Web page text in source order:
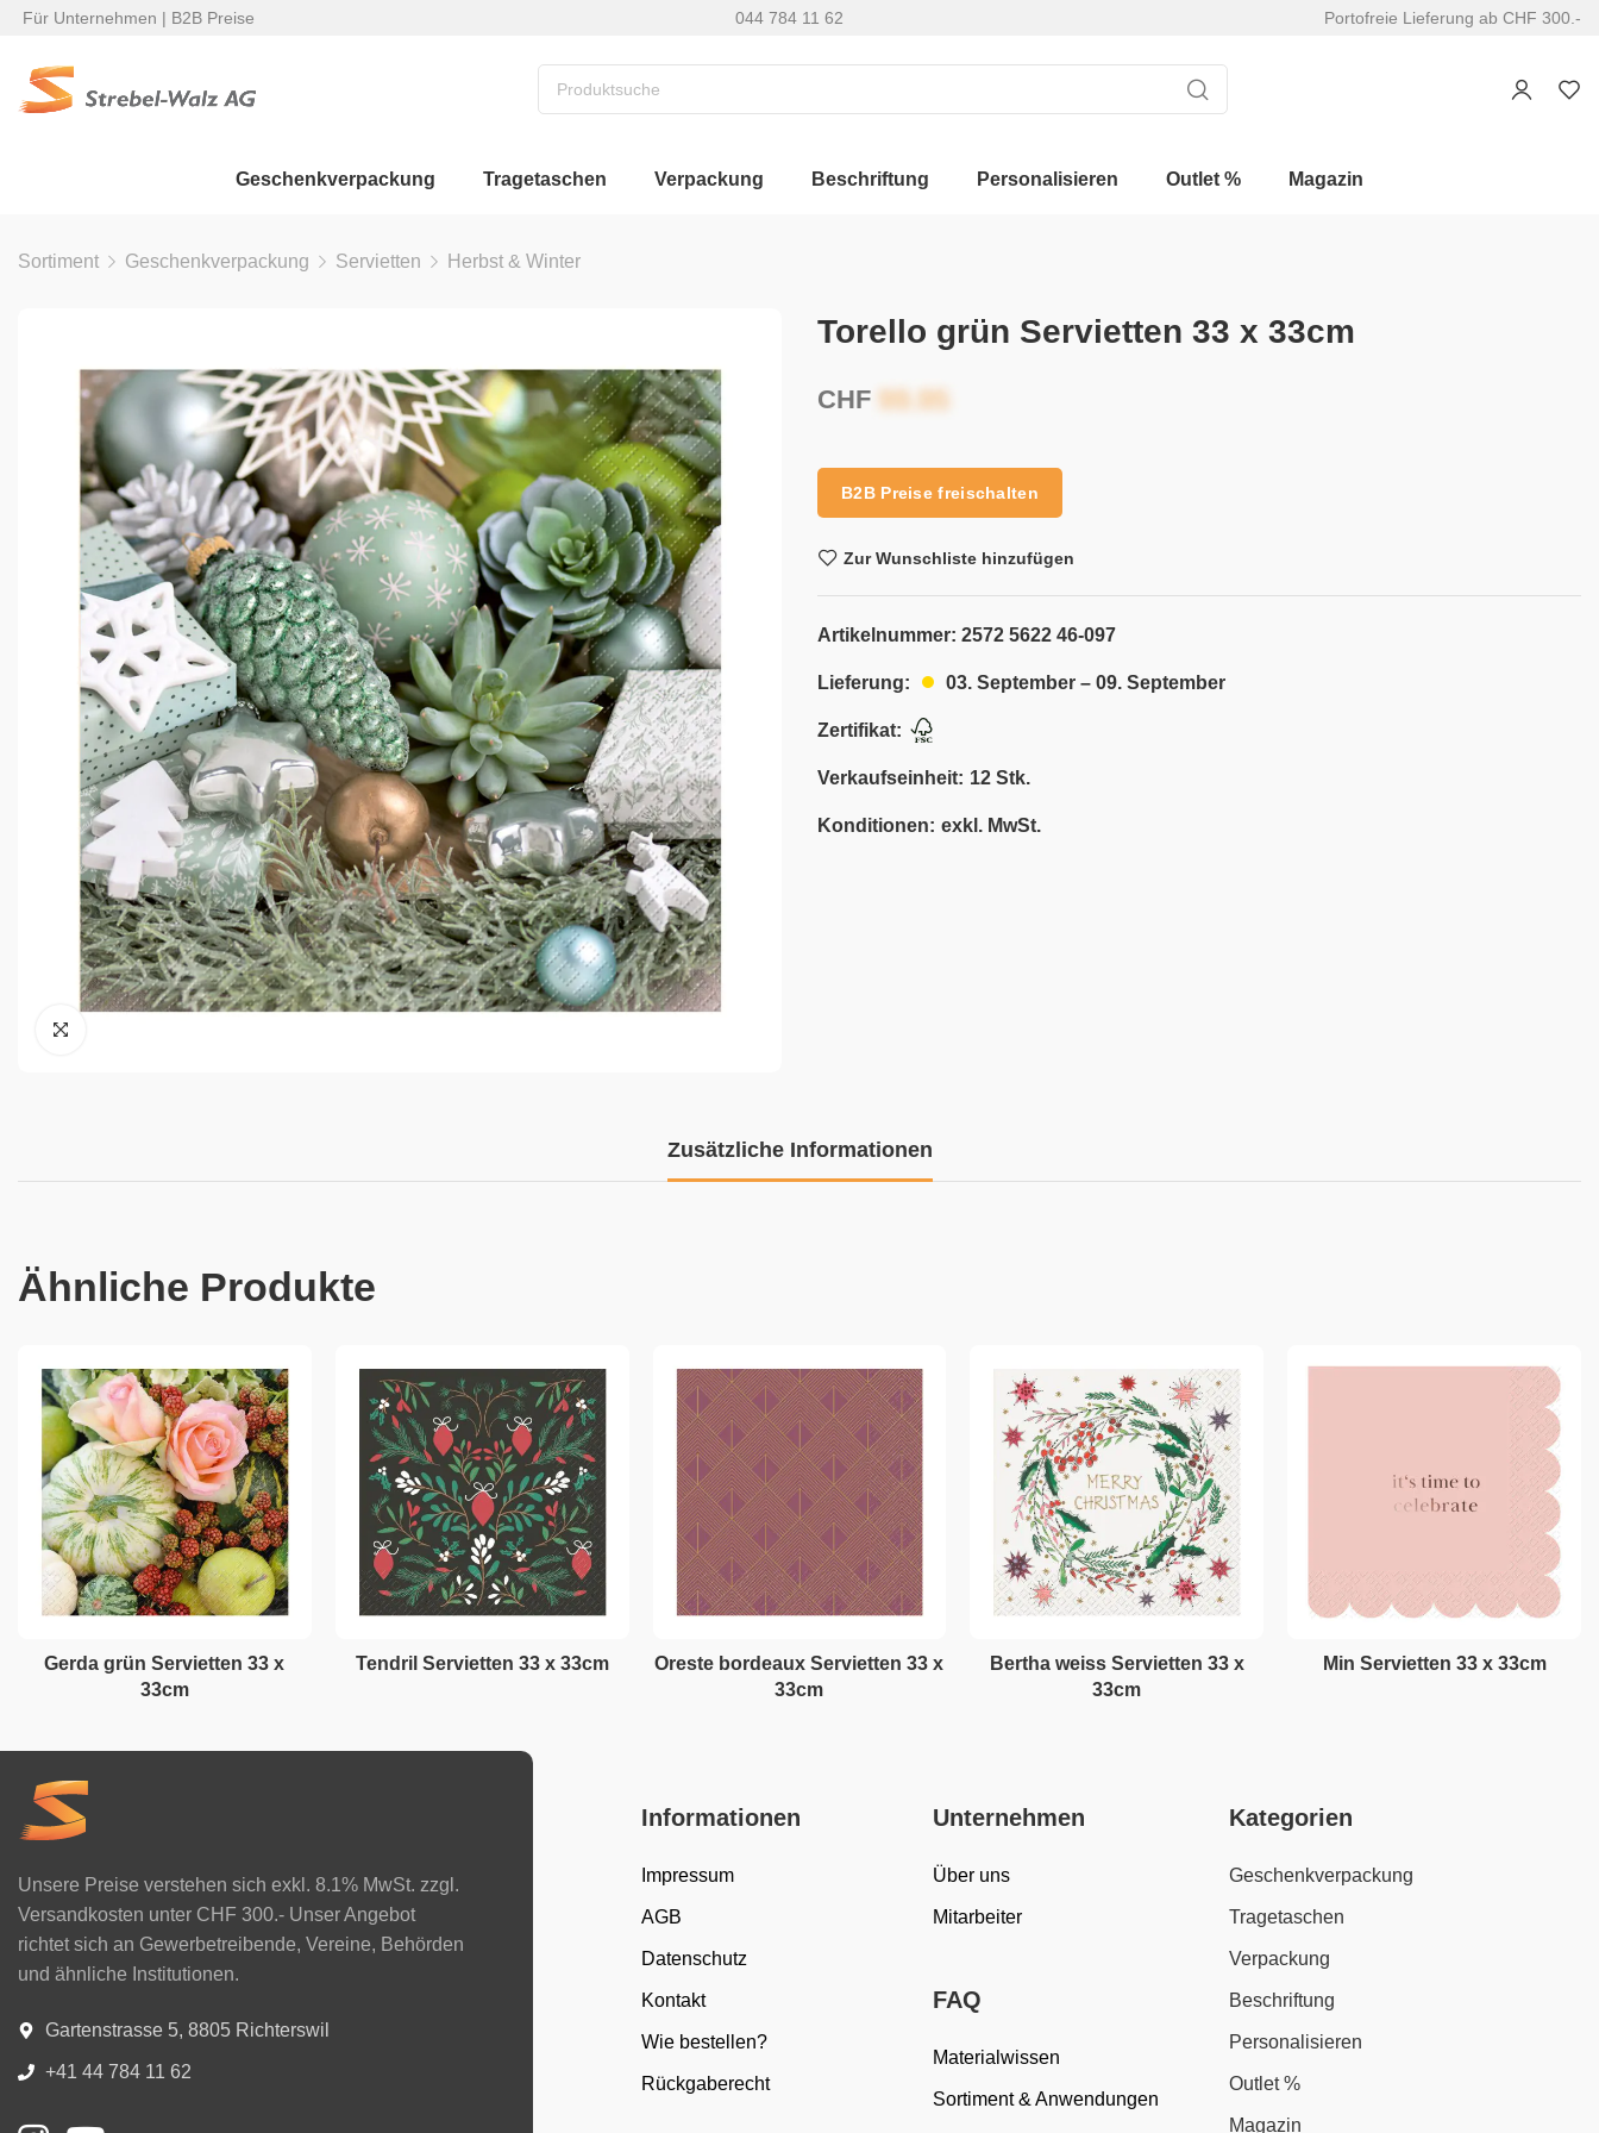
Für Unternehmen | B2B Preise 044 784 11 62 Portofreie Lieferung ab CHF 300.-
Geschenkverpackung Tragetaschen Verpackung Beschriftung Personalisieren Outlet % Magazin
Sortiment Geschenkverpackung Servietten Herbst & Winter
Torello grün Servietten 33 x 33cm
CHF
B2B Preise freischalten
Zur Wunschliste hinzufügen
Artikelnummer: 2572 5622 46-097
Lieferung: 03. September – 09. September
Zertifikat:
Verkaufseinheit: 12 Stk.
Konditionen: exkl. MwSt.
Zusätzliche Informationen
Ähnliche Produkte
Gerda grün Servietten 33 x
33cm
Tendril Servietten 33 x 33cm
Oreste bordeaux Servietten 33 x
33cm
Bertha weiss Servietten 33 x
33cm
Min Servietten 33 x 33cm
Unsere Preise verstehen sich exkl. 8.1% MwSt. zzgl.
Versandkosten unter CHF 300.- Unser Angebot
richtet sich an Gewerbetreibende, Vereine, Behörden
und ähnliche Institutionen.
Gartenstrasse 5, 8805 Richterswil
+41 44 784 11 62
Informationen
Impressum
AGB
Datenschutz
Kontakt
Wie bestellen?
Rückgaberecht
Unternehmen
Über uns
Mitarbeiter
FAQ
Materialwissen
Sortiment & Anwendungen
Kategorien
Geschenkverpackung
Tragetaschen
Verpackung
Beschriftung
Personalisieren
Outlet %
Magazin